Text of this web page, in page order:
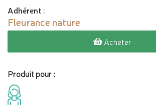
Adhérent :
Fleurance nature
Acheter
Produit pour :